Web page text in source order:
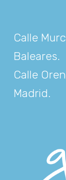
Calle
Baleares.
Calle
Madrid.